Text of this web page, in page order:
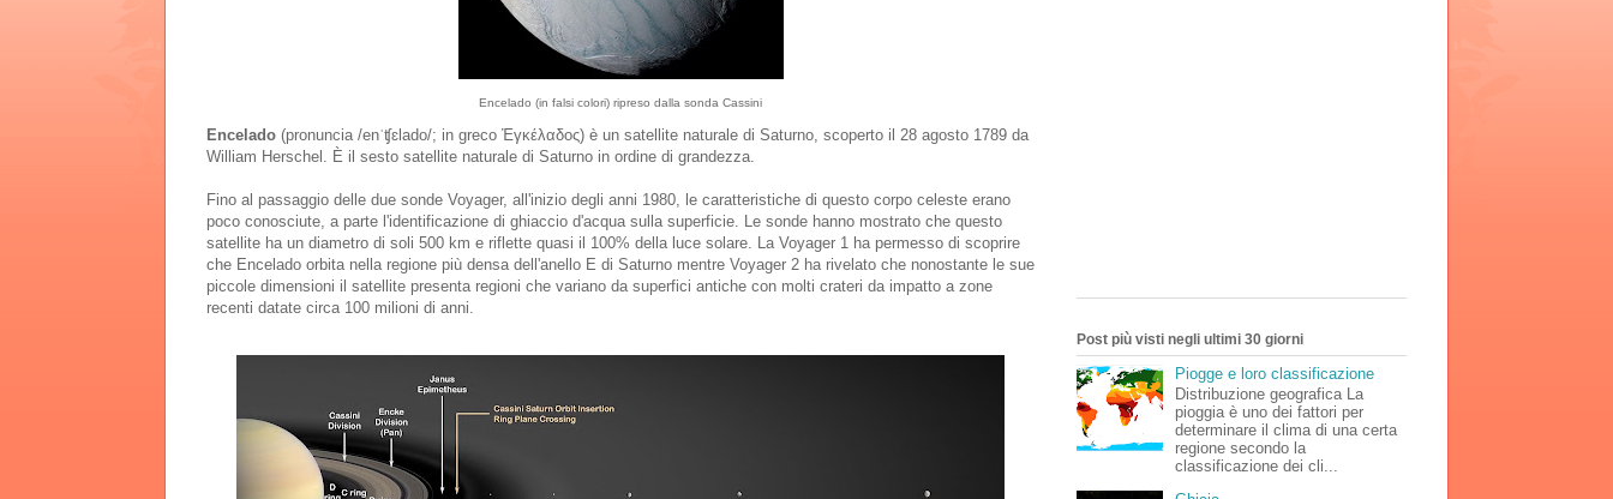
Encelado (in falsi colori) ripreso dalla sonda Cassini
Encelado (pronuncia /enˈʧɛlado/; in greco Ἐγκέλαδος) è un satellite naturale di Saturno, scoperto il 28 agosto 1789 da
William Herschel. È il sesto satellite naturale di Saturno in ordine di grandezza.
Fino al passaggio delle due sonde Voyager, all'inizio degli anni 1980, le caratteristiche di questo corpo celeste erano
poco conosciute, a parte l'identificazione di ghiaccio d'acqua sulla superficie. Le sonde hanno mostrato che questo
satellite ha un diametro di soli 500 km e riflette quasi il 100% della luce solare. La Voyager 1 ha permesso di scoprire
che Encelado orbita nella regione più densa dell'anello E di Saturno mentre Voyager 2 ha rivelato che nonostante le sue
piccole dimensioni il satellite presenta regioni che variano da superfici antiche con molti crateri da impatto a zone
recenti datate circa 100 milioni di anni.
Post più visti negli ultimi 30 giorni
Piogge e loro classificazione
Distribuzione geografica La
pioggia è uno dei fattori per
determinare il clima di una certa
regione secondo la
classificazione dei cli...